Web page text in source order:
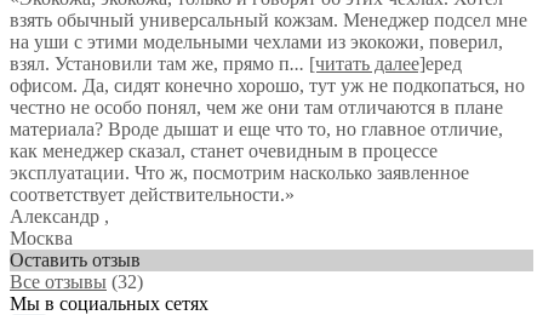
взять обычный универсальный кожзам. Менеджер подсел мне
на уши с этими модельными чехлами из экокожи, поверил,
взял. Установили там же, прямо п... [читать далее]еред
офисом. Да, сидят конечно хорошо, тут уж не подкопаться, но
честно не особо понял, чем же они там отличаются в плане
материала? Вроде дышат и еще что то, но главное отличие,
как менеджер сказал, станет очевидным в процессе
эксплуатации. Что ж, посмотрим насколько заявленное
соответствует действительности.»
Александр ,
Москва
Оставить отзыв
Все отзывы (32)
Мы в социальных сетях